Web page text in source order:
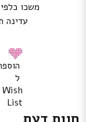
משכו
עדינה
ל
Wish
List